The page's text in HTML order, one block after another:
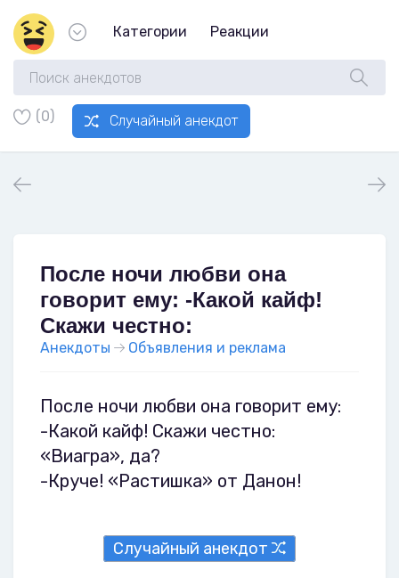
Категории Реакции
(0) Случайный анекдот
После ночи любви она
говорит ему: -Какой кайф!
Скажи честно:
Анекдоты Объявления и реклама
После ночи любви она говорит ему:
-Какой кайф! Скажи честно:
«Виагра», да?
-Круче! «Растишка» от Данон!
Случайный анекдот